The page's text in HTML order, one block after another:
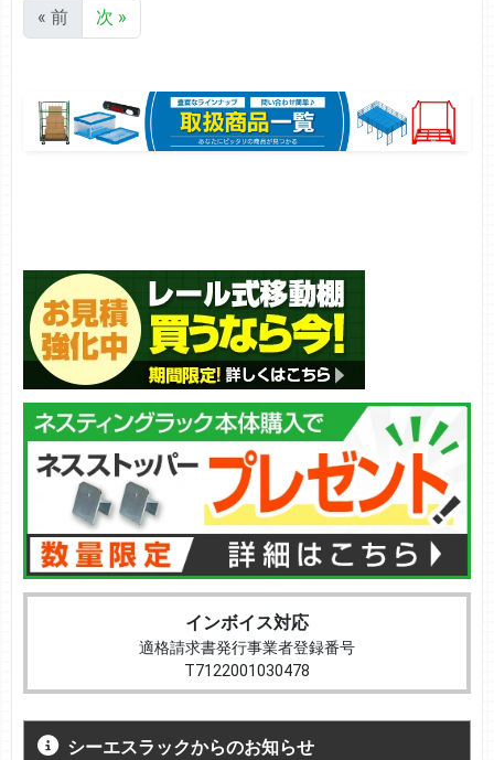
インボイス対応
適格請求書発行事業者登録番号
T7122001030478
シーエスラックからのお知らせ
« 前 次 »